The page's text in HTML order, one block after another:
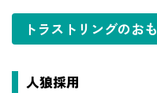
トラストリングのお
人狼採用